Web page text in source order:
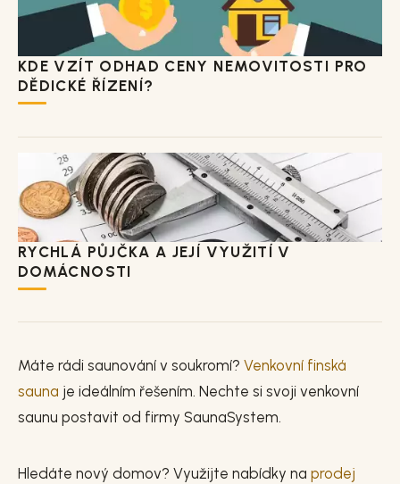
KDE VZÍT ODHAD CENY NEMOVITOSTI PRO
DĚDICKÉ ŘÍZENÍ?
RYCHLÁ PŮJČKA A JEJÍ VYUŽITÍ V
DOMÁCNOSTI
Máte rádi saunování v soukromí? Venkovní finská
sauna je ideálním řešením. Nechte si svoji venkovní
saunu postavit od firmy SaunaSystem.
Hledáte nový domov? Využijte nabídky na prodej